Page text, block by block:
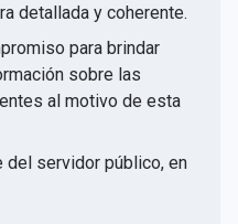
detallada y coherente.
para brindar
sobre las
al motivo de esta
del servidor público, en